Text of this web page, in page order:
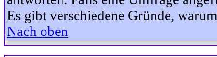
Es gibt verschiedene Gründe,
Nach oben